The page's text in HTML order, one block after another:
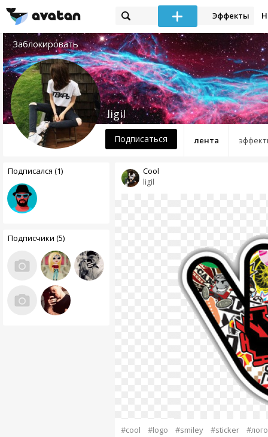
Эффекты
Заблокировать
лента
ligil
Подписаться
Подписался (1)
Подписчики (5)
ligil
Cool
#cool #logo #smiley #sticker